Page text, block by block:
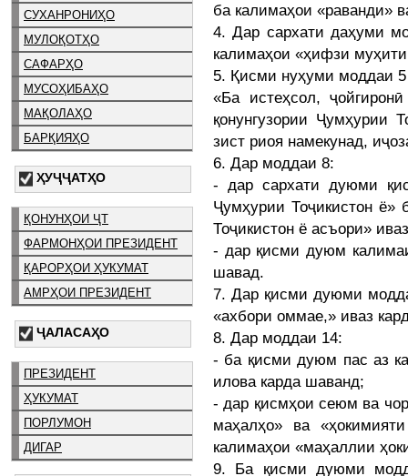
СУХАНРОНИҲО
МУЛОҚОТҲО
САФАРҲО
МУСОҲИБАҲО
МАҚОЛАҲО
БАРҚИЯҲО
ҲУҶҶАТҲО
ҚОНУНҲОИ ҶТ
ФАРМОНҲОИ ПРЕЗИДЕНТ
ҚАРОРҲОИ ҲУКУМАТ
АМРҲОИ ПРЕЗИДЕНТ
ҶАЛАСАҲО
ПРЕЗИДЕНТ
ҲУКУМАТ
ПОРЛУМОН
ДИГАР
ба калимаҳои «раванди»
4. Дар сархати даҳуми
калимаҳои «ҳифзи
5. Қисми нуҳуми моддаи
«Ба истеҳсол,
қонунгузории Ҷумҳурии
зист риоя намекунад,
6. Дар моддаи 8:
- дар сархати дуюми
Ҷумҳурии Тоҷикистон
Тоҷикистон ё асъори»
- дар қисми дуюм
шавад.
7. Дар қисми дуюми
«ахбори оммае,» иваз
8. Дар моддаи 14:
- ба қисми дуюм пас аз
илова карда шаванд;
- дар қисмҳои сеюм ва
маҳалҳо» ва
калимаҳои «маҳаллии
9. Ба қисми дуюми